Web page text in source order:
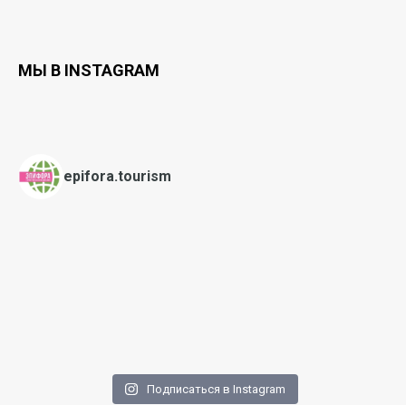
МЫ В INSTAGRAM
epifora.tourism
Подписаться в Instagram